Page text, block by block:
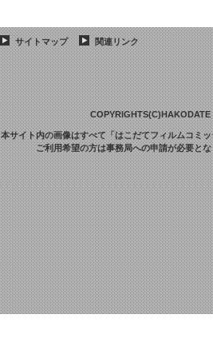
サイトマップ 関連リンク
本サイト内の画像はすべて「はこだてフィルムコミ
ご利用希望の方は事務局への申請が必要と